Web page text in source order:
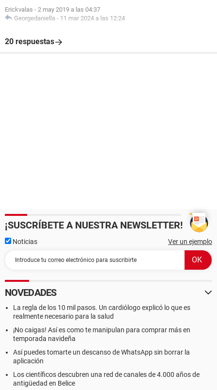
Erickvalas - 2 may 2019 a las 04:37
Georgedaniella - 11 mar 2024 a las 12:24
20 respuestas
¡SUSCRÍBETE A NUESTRA NEWSLETTER!
Noticias Ver un ejemplo
NOVEDADES
La regla de los 10 mil pasos. Un cardiólogo explicó lo que es
realmente necesario para la salud
¡No caigas! Así es como te manipulan para comprar más en
temporada navideña
Así puedes tomarte un descanso de WhatsApp sin borrar la
aplicación
Los científicos descubren una red de canales de 4.000 años de
antigüedad en Belice